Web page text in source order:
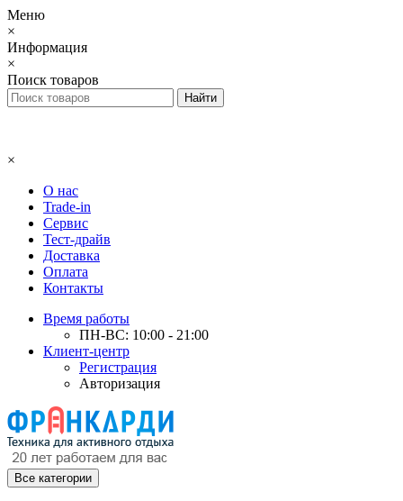
Меню
×
Информация
×
Поиск товаров
×
О нас
Trade-in
Сервис
Тест-драйв
Доставка
Оплата
Контакты
Время работы
ПН-ВС: 10:00 - 21:00
Клиент-центр
Регистрация
Авторизация
Все категории